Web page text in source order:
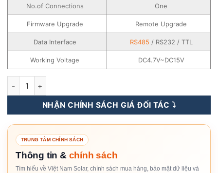
No.of Connections One
Firmware Upgrade Remote Upgrade
Data Interface RS485 / RS232 / TTL
Working Voltage DC4.7V~DC15V
Stick Logger Deye số lượng
NHẬN CHÍNH SÁCH GIÁ ĐỐI TÁC ⤵️
TRUNG TÂM CHÍNH SÁCH
Thông tin & chính sách
Tìm hiểu về Việt Nam Solar, chính sách mua hàng, bảo mật dữ liệu và